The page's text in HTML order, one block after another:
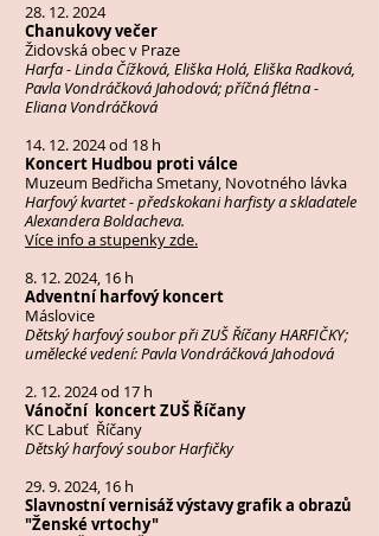
28. 12. 2024
Chanukovy večer
Židovská obec v Praze
Harfa - Linda Čížková, Eliška Holá, Eliška Radková,
Pavla Vondráčková Jahodová; příčná flétna -
Eliana Vondráčková
14. 12. 2024od 18 h
Koncert Hudbou proti válce
Muzeum Bedřicha Smetany, Novotného lávka
Harfový kvartet - předskokani harfisty a skladatele
Alexandera Boldacheva.
Více info a stupenky zde.
8. 12. 2024, 16 h
Adventní harfový koncert
Máslovice
Dětský harfový soubor při ZUŠ Říčany HARFIČKY;
umělecké vedení: Pavla Vondráčková Jahodová
2. 12. 2024od 17 h
Vánoční koncert ZUŠ Říčany
KC Labuť Říčany
Dětský harfový soubor Harfičky
29. 9. 2024, 16 h
Slavnostní vernisáž výstavy grafik a obrazů
"Ženské vrtochy"